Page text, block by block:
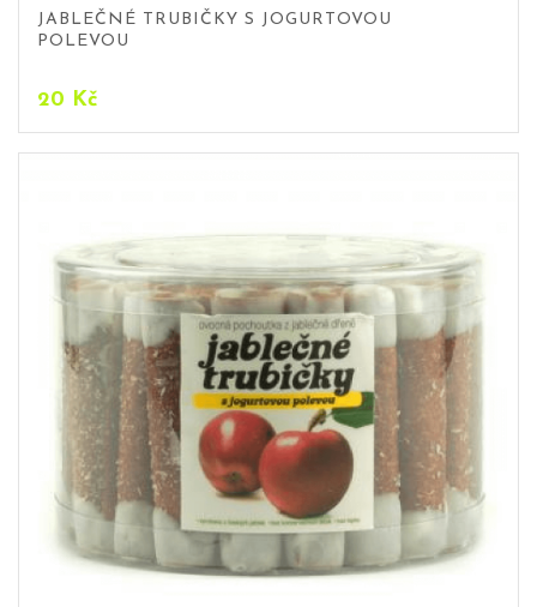
JABLEČNÉ TRUBIČKY S JOGURTOVOU
POLEVOU
20 Kč